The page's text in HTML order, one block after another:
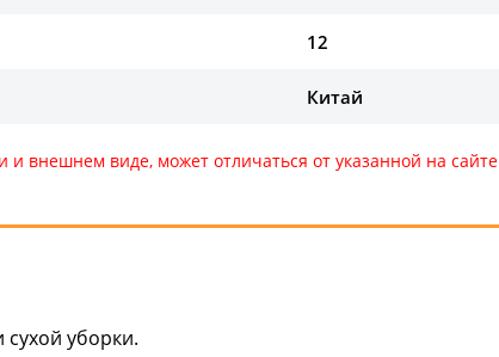
12
Китай
и внешнем виде, может отличаться от указанной на
уборки.